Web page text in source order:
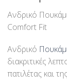
Ανδρικό
Comfort Fit
Ανδρικό
διακριτικές
πατιλέτας και